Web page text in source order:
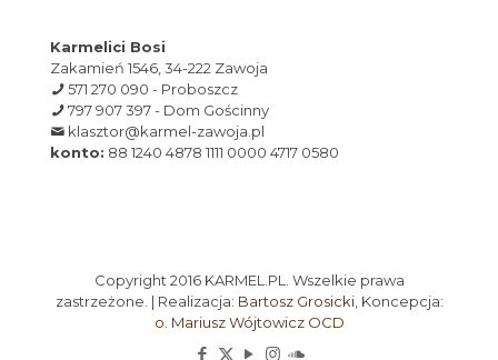
Karmelici Bosi
Zakamień 1546, 34-222 Zawoja
571 270 090 - Proboszcz
797 907 397 - Dom Gościnny
klasztor@karmel-zawoja.pl
konto: 88 1240 4878 1111 0000 4717 0580
Copyright 2016 KARMEL.PL. Wszelkie prawa
zastrzeżone. | Realizacja: Bartosz Grosicki, Koncepcja:
o. Mariusz Wójtowicz OCD